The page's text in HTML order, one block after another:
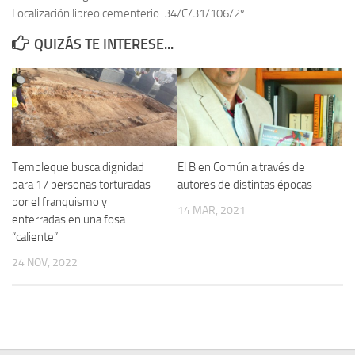
Memoria Histórica
Investigación previa de la represión en Talavera de la Reina (1937-
1947).
Informe Represión en Toledo 1936-1947 | Buscador
Informe de la fosa de abril de 1939 de Tembleque
Enciclopedia Republicana
Militantes históricos IR
Personajes republicanos
Izquierda Republicana. Agrupaciones y Militantes (1934-1939)
Localización libreo cementerio: 34/C/31/106/2º
QUIZÁS TE INTERESE...
Tembleque busca dignidad
para 17 personas torturadas
por el franquismo y
enterradas en una fosa
“caliente”
24 NOV, 2022
El Bien Común a través de
autores de distintas épocas
14 MAR, 2021